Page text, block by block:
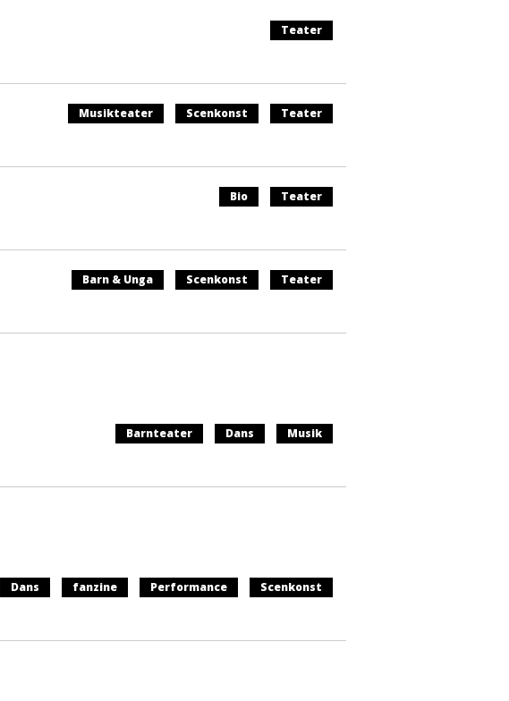
Teater
Musikteater Scenkonst Teater
Bio Teater
Barn & Unga Scenkonst Teater
Barnteater Dans Musik
Dans fanzine Performance Scenkonst